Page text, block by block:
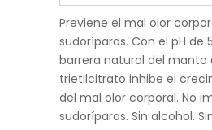
Previene el mal olor
sudoríparas. Con el pH
barrera natural del manto
trietilcitrato inhibe el
del mal olor corporal. No
sudoríparas. Sin alcohol.